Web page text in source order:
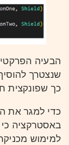
הבעיה
שנצטרך
כך שפונקצית
כדי למגר את
באסטרקציה כי
למימוש